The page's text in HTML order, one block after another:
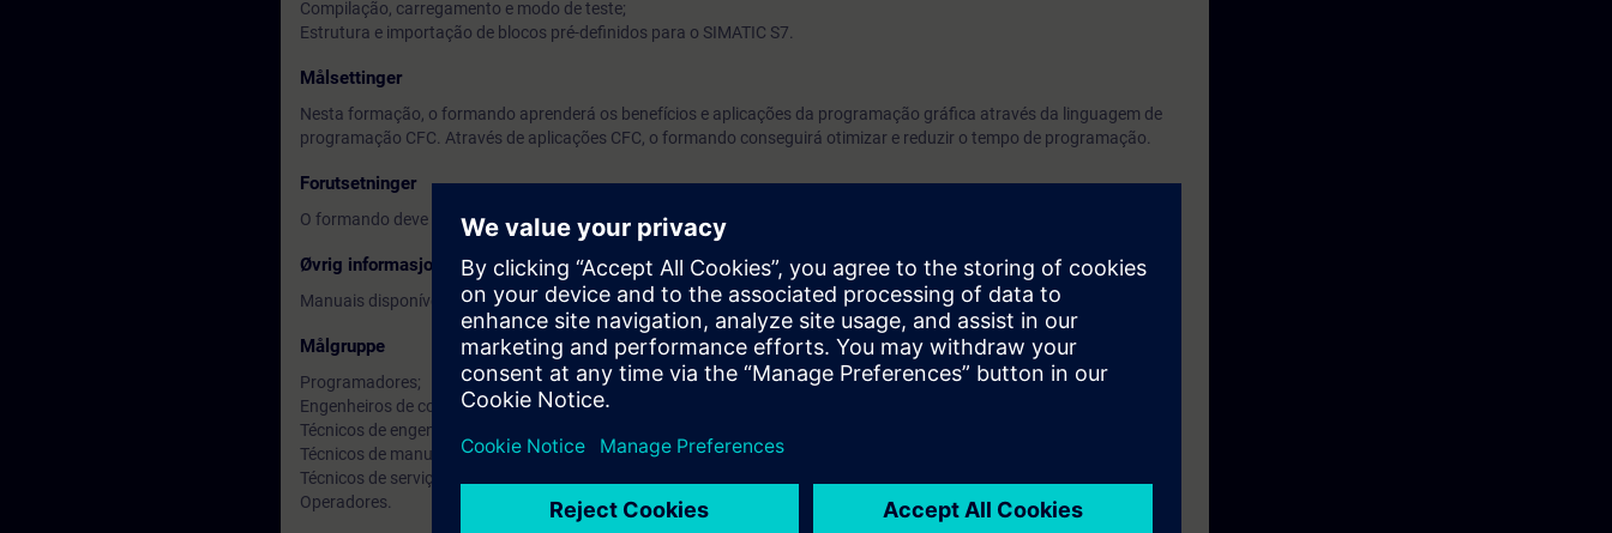
Compilação, carregamento e modo de teste;
Estrutura e importação de blocos pré-definidos para o SIMATIC S7.
Målsettinger
Nesta formação, o formando aprenderá os benefícios e aplicações da programação gráfica através da linguagem de
programação CFC. Através de aplicações CFC, o formando conseguirá otimizar e reduzir o tempo de programação.
Forutsetninger
O formando deve ter conhecimentos de SIMATIC S7 equivalentes aos cursos ST-SERV2 ou ST-PRO2.
Øvrig informasjon
Manuais disponíveis em Inglês.
Målgruppe
Programadores;
Engenheiros de comissionamento;
Técnicos de engenharia;
Técnicos de manutenção;
Técnicos de serviço;
Operadores.